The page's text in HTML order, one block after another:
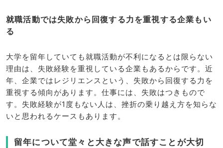
就職活動では失敗から回復する力を重視する企業もい
る
大学を留年していても就職活動が不利になるとは限らない
理由は、失敗経験を重視している企業もあるからです。近
年、企業ではレジリエンスという、失敗から回復する力を
重視する傾向があります。仕事には、失敗はつきもので
す。失敗経験が1度もない人は、挫折の乗り越え方を知らな
いと思われるケースもあります。
留年について堂々と大きな声で話すことが大切